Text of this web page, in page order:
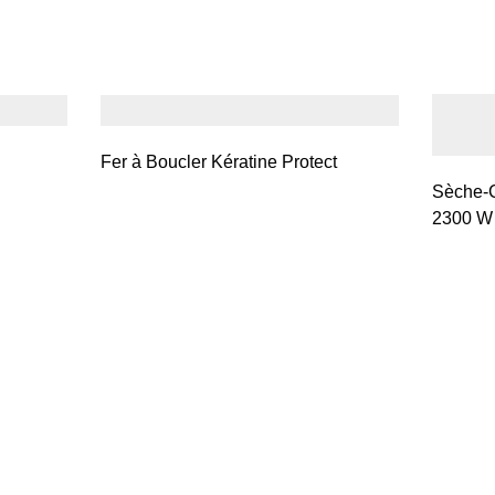
Fer à Boucler Kératine Protect
Sèche-
2300 W